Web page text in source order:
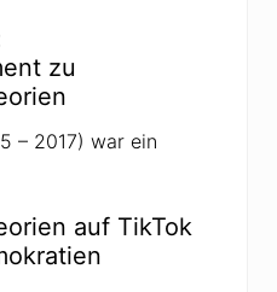
zu
– 2017) war ein
auf TikTok